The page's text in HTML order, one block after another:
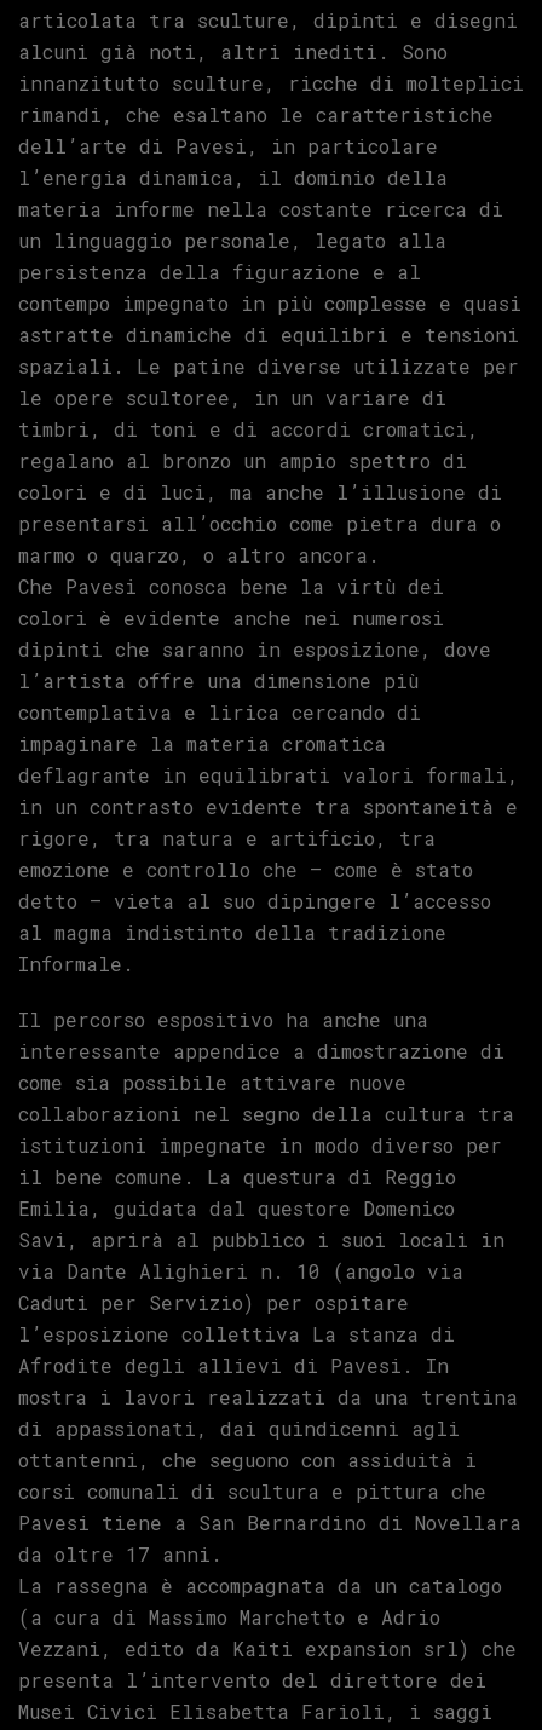
articolata tra sculture, dipinti e disegni
alcuni già noti, altri inediti. Sono
innanzitutto sculture, ricche di molteplici
rimandi, che esaltano le caratteristiche
dell’arte di Pavesi, in particolare
l’energia dinamica, il dominio della
materia informe nella costante ricerca di
un linguaggio personale, legato alla
persistenza della figurazione e al
contempo impegnato in più complesse e quasi
astratte dinamiche di equilibri e tensioni
spaziali. Le patine diverse utilizzate per
le opere scultoree, in un variare di
timbri, di toni e di accordi cromatici,
regalano al bronzo un ampio spettro di
colori e di luci, ma anche l’illusione di
presentarsi all’occhio come pietra dura o
marmo o quarzo, o altro ancora.
Che Pavesi conosca bene la virtù dei
colori è evidente anche nei numerosi
dipinti che saranno in esposizione, dove
l’artista offre una dimensione più
contemplativa e lirica cercando di
impaginare la materia cromatica
deflagrante in equilibrati valori formali,
in un contrasto evidente tra spontaneità e
rigore, tra natura e artificio, tra
emozione e controllo che – come è stato
detto – vieta al suo dipingere l’accesso
al magma indistinto della tradizione
Informale.
Il percorso espositivo ha anche una
interessante appendice a dimostrazione di
come sia possibile attivare nuove
collaborazioni nel segno della cultura tra
istituzioni impegnate in modo diverso per
il bene comune. La questura di Reggio
Emilia, guidata dal questore Domenico
Savi, aprirà al pubblico i suoi locali in
via Dante Alighieri n. 10 (angolo via
Caduti per Servizio) per ospitare
l’esposizione collettiva La stanza di
Afrodite degli allievi di Pavesi. In
mostra i lavori realizzati da una trentina
di appassionati, dai quindicenni agli
ottantenni, che seguono con assiduità i
corsi comunali di scultura e pittura che
Pavesi tiene a San Bernardino di Novellara
da oltre 17 anni.
La rassegna è accompagnata da un catalogo
(a cura di Massimo Marchetto e Adrio
Vezzani, edito da Kaiti expansion srl) che
presenta l’intervento del direttore dei
Musei Civici Elisabetta Farioli, i saggi